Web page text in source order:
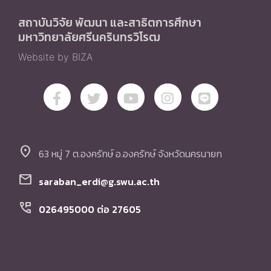
สถาบันวิจัย พัฒนา และสาธิตการศึกษา
มหาวิทยาลัยศรีนครินทรวิโรฒ
Website by BIZA
location_on 63 หมู่ 7 ต.องครักษ์ อ.องครักษ์ จังหวัดนครนายก
mail saraban_erdi@g.swu.ac.th
perm_phone_msg 026495000 ต่อ 27605